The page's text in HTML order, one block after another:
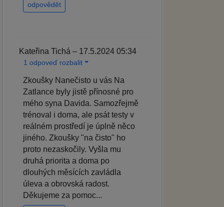
odpovědět
Kateřina Tichá – 17.5.2024 05:34
1 odpoveď rozbalit
Zkoušky Nanečisto u vás Na
Zatlance byly jistě přínosné pro
mého syna Davida. Samozřejmě
trénoval i doma, ale psát testy v
reálném prostředí je úplně něco
jiného. Zkoušky "na čisto" ho
proto nezaskočily. Vyšla mu
druhá priorita a doma po
dlouhých měsících zavládla
úleva a obrovská radost.
Děkujeme za pomoc...